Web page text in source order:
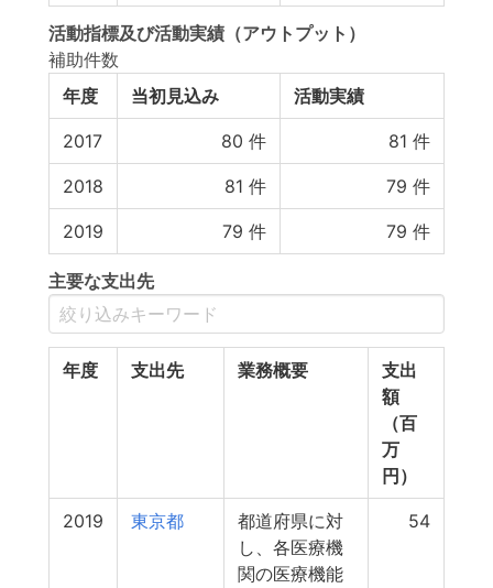
活動指標及び活動実績 （アウトプット）
補助件数
年度
当初見込み 活動実績
2017 80 件 81 件
2018 81 件 79 件
2019 79 件 79 件
主要な支出先
年度 支出先 業務概要
支出
額
（百
万
円）
2019 東京都
都道府県に対
し、各医療機
関の医療機能
54